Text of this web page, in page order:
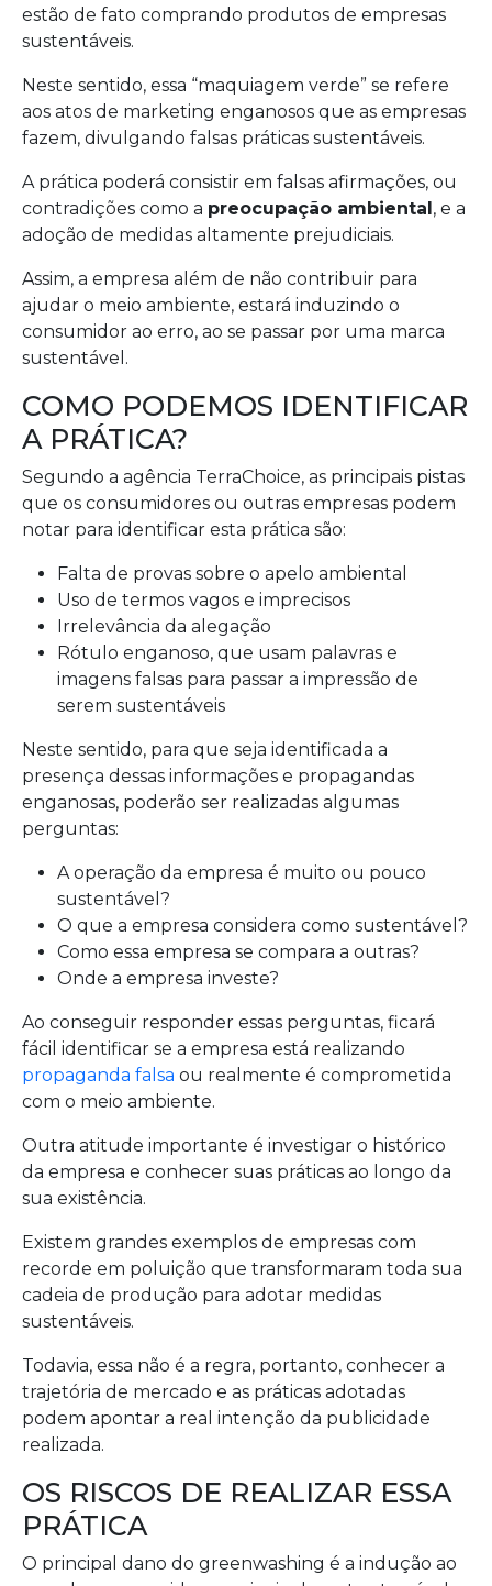
estão de fato comprando produtos de empresas
sustentáveis.
Neste sentido, essa “maquiagem verde” se refere
aos atos de marketing enganosos que as empresas
fazem, divulgando falsas práticas sustentáveis.
A prática poderá consistir em falsas afirmações, ou
contradições como a preocupação ambiental, e a
adoção de medidas altamente prejudiciais.
Assim, a empresa além de não contribuir para
ajudar o meio ambiente, estará induzindo o
consumidor ao erro, ao se passar por uma marca
sustentável.
COMO PODEMOS IDENTIFICAR
A PRÁTICA?
Segundo a agência TerraChoice, as principais pistas
que os consumidores ou outras empresas podem
notar para identificar esta prática são:
Falta de provas sobre o apelo ambiental
Uso de termos vagos e imprecisos
Irrelevância da alegação
Rótulo enganoso, que usam palavras e
imagens falsas para passar a impressão de
serem sustentáveis
Neste sentido, para que seja identificada a
presença dessas informações e propagandas
enganosas, poderão ser realizadas algumas
perguntas:
A operação da empresa é muito ou pouco
sustentável?
O que a empresa considera como sustentável?
Como essa empresa se compara a outras?
Onde a empresa investe?
Ao conseguir responder essas perguntas, ficará
fácil identificar se a empresa está realizando
propaganda falsa ou realmente é comprometida
com o meio ambiente.
Outra atitude importante é investigar o histórico
da empresa e conhecer suas práticas ao longo da
sua existência.
Existem grandes exemplos de empresas com
recorde em poluição que transformaram toda sua
cadeia de produção para adotar medidas
sustentáveis.
Todavia, essa não é a regra, portanto, conhecer a
trajetória de mercado e as práticas adotadas
podem apontar a real intenção da publicidade
realizada.
OS RISCOS DE REALIZAR ESSA
PRÁTICA
O principal dano do greenwashing é a indução ao